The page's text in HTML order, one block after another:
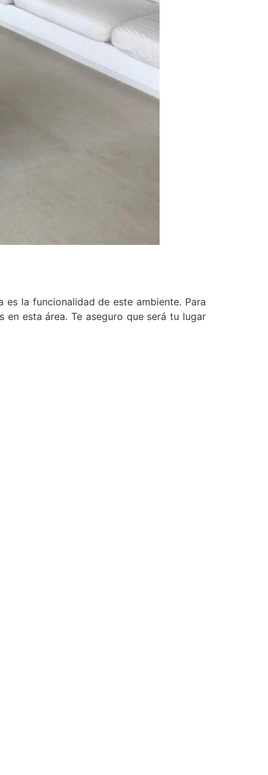
la funcionalidad de este ambiente. Para
esta área. Te aseguro que será tu lugar